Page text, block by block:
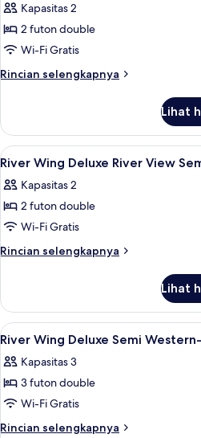
foto
untuk
River
Wing
View
Semi
Western-
style
Room
Kapasitas 2
2 futon double
Wi-Fi Gratis
Rincian selengkapnya
Rincian
River
Wing
Deluxe
View
Semi
style
Room
Lihat
Lihat
semua
foto
untuk
River
Wing
View
Semi
Western-
style
Room
1
River Wing Deluxe River View
Kapasitas 2
2 futon double
Wi-Fi Gratis
Rincian selengkapnya
Rincian
River
Wing
Deluxe
View
Semi
style
Room
Lihat
Lihat
semua
foto
untuk
River
Wing
1
River Wing Deluxe Semi
Kapasitas 3
3 futon double
Wi-Fi Gratis
Rincian selengkapnya
Rincian